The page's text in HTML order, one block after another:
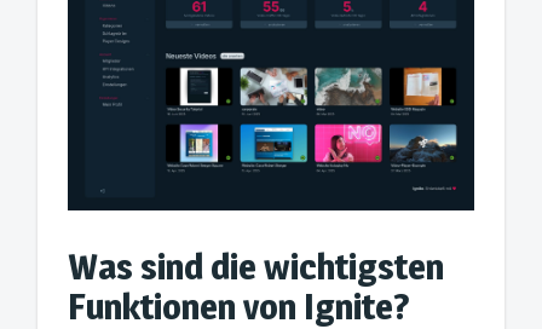
Was sind die wichtigsten
Funktionen von Ignite?